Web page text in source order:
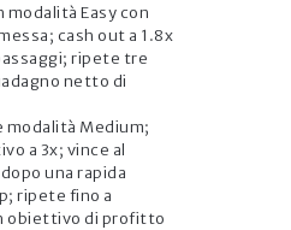
modalità Easy con
cash out a 1.8x
ripete tre
netto di
modalità Medium;
a 3x; vince al
una rapida
ripete fino a
obiettivo di profitto